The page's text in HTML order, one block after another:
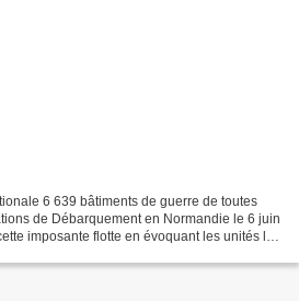
6 639 bâtiments de guerre de toutes
de Débarquement en Normandie le 6 juin
imposante flotte en évoquant les unités les